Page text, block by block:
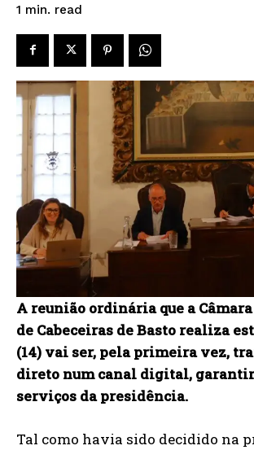
1 min. read
A reunião ordinária que a
de Cabeceiras de Basto realiza
(14) vai ser, pela primeira vez,
direto num canal digital,
serviços da presidência.
Tal como havia sido decidido na